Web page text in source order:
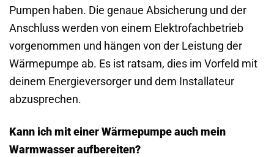
Pumpen haben. Die genaue Absicherung und der
Anschluss werden von einem Elektrofachbetrieb
vorgenommen und hängen von der Leistung der
Wärmepumpe ab. Es ist ratsam, dies im Vorfeld mit
deinem Energieversorger und dem Installateur
abzusprechen.
Kann ich mit einer Wärmepumpe auch mein
Warmwasser aufbereiten?